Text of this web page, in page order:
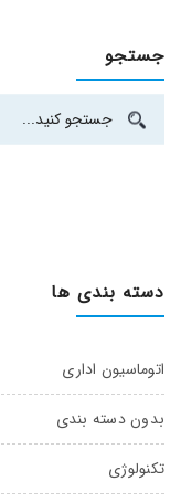
جستجو
دسته بندی ها
اتوماسیون اداری
بدون دسته بندی
تکنولوژی